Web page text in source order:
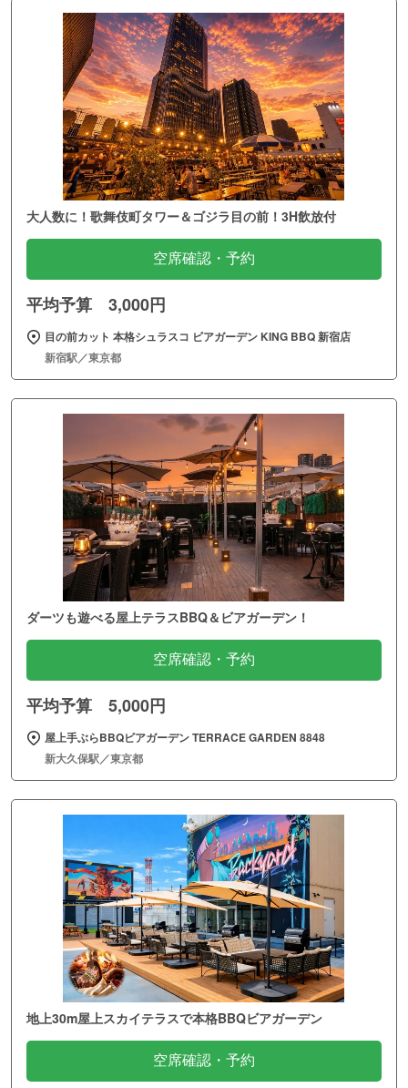
大人数に！歌舞伎町タワー＆ゴジラ目の前！3H飲放付
空席確認・予約
平均予算 3,000円
目の前カット 本格シュラスコ ビアガーデン KING BBQ 新宿店
新宿駅／東京都
ダーツも遊べる屋上テラスBBQ＆ビアガーデン！
空席確認・予約
平均予算 5,000円
屋上手ぶらBBQビアガーデン TERRACE GARDEN 8848
新大久保駅／東京都
地上30m屋上スカイテラスで本格BBQビアガーデン
空席確認・予約